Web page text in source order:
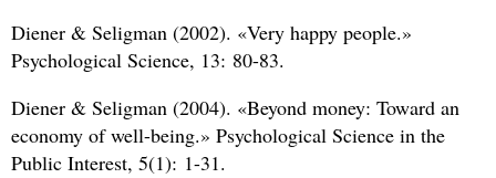
Diener & Seligman (2002). «Very happy people.»
Psychological Science, 13: 80-83.
Diener & Seligman (2004). «Beyond money: Toward an
economy of well-being.» Psychological Science in the
Public Interest, 5(1): 1-31.